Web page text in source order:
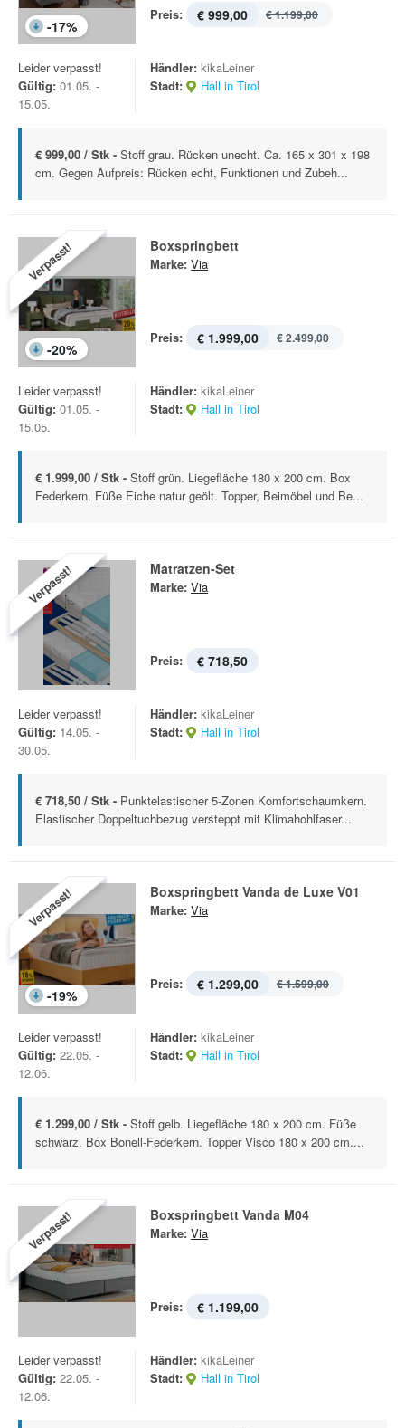
-17%
Preis: € 999,00 € 1.199,00
Leider verpasst!
Gültig: 01.05. -
15.05.
Händler: kikaLeiner
Stadt:
Hall in Tirol
€ 999,00 / Stk - Stoff grau. Rücken unecht. Ca. 165 x 301 x 198
cm. Gegen Aufpreis: Rücken echt, Funktionen und Zubeh...
Verpasst!
-20%
Boxspringbett
Marke: Via
Preis: € 1.999,00 € 2.499,00
Leider verpasst!
Gültig: 01.05. -
15.05.
Händler: kikaLeiner
Stadt:
Hall in Tirol
€ 1.999,00 / Stk - Stoff grün. Liegefläche 180 x 200 cm. Box
Federkern. Füße Eiche natur geölt. Topper, Beimöbel und Be...
Verpasst! Matratzen-Set
Marke: Via
Preis: € 718,50
Leider verpasst!
Gültig: 14.05. -
30.05.
Händler: kikaLeiner
Stadt:
Hall in Tirol
€ 718,50 / Stk - Punktelastischer 5-Zonen Komfortschaumkern.
Elastischer Doppeltuchbezug versteppt mit Klimahohlfaser...
Verpasst!
-19%
Boxspringbett Vanda de Luxe V01
Marke: Via
Preis: € 1.299,00 € 1.599,00
Leider verpasst!
Gültig: 22.05. -
12.06.
Händler: kikaLeiner
Stadt:
Hall in Tirol
€ 1.299,00 / Stk - Stoff gelb. Liegefläche 180 x 200 cm. Füße
schwarz. Box Bonell-Federkern. Topper Visco 180 x 200 cm....
Verpasst! Boxspringbett Vanda M04
Marke: Via
Preis: € 1.199,00
Leider verpasst!
Gültig: 22.05. -
12.06.
Händler: kikaLeiner
Stadt:
Hall in Tirol